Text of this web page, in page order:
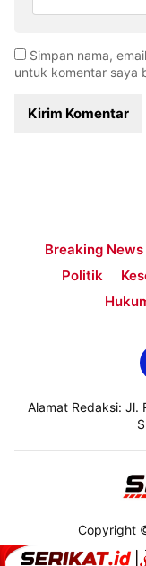
Simpan nama,
untuk komentar saya
Breaking News
Politik
Alamat Redaksi: Jl.
Copyright